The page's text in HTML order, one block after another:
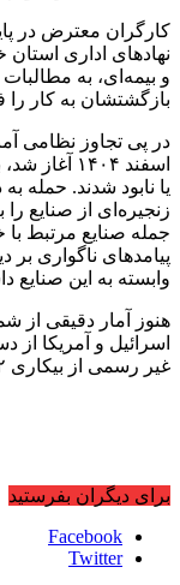
کارگران معترض در
نهادهای اداری
و بیمه‌ای، به
بازگشتشان به کار را
اسفند
یا نابود شدند. حمله
زنجیره‌ای از صنایع
جمله صنایع مرتبط
پیامدهای ناگواری
وابسته به این صنایع
هنوز آمار دقیقی از
اسرائیل و آمریکا
غیر رسمی از بیکاری ۲ میلیون تا ۴ میلیون نفر خبر می‌دهند.
برای دیگران بفرستید
Facebook
Twitter